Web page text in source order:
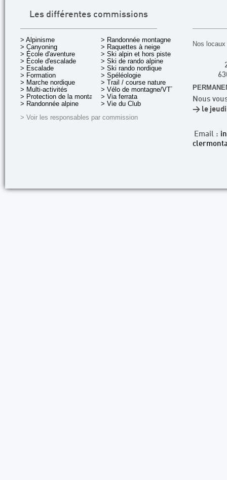
Les différentes commissions
> Alpinisme
> Canyoning
> École d'aventure
> École d'escalade
> Escalade
> Formation
> Marche nordique
> Multi-activités
> Protection de la montagne
> Randonnée alpine
> Randonnée montagne
> Raquettes à neige
> Ski alpin et hors piste
> Ski de rando alpine
> Ski rando nordique
> Spéléologie
> Trail / course nature
> Vélo de montagne/VTT
> Via ferrata
> Vie du Club
> Voir les responsables par commission
Nos
Nous
> le jeudi
Email :